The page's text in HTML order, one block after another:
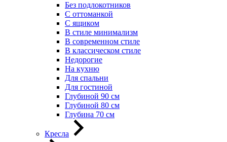
Без подлокотников
С оттоманкой
С ящиком
В стиле минимализм
В современном стиле
В классическом стиле
Недорогие
На кухню
Для спальни
Для гостиной
Глубиной 90 см
Глубиной 80 см
Глубина 70 см
Кресла